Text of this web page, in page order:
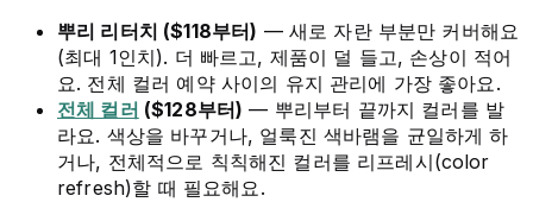
뿌리 리터치 ($118부터) — 새로 자란 부분만 커버해요
(최대 1인치). 더 빠르고, 제품이 덜 들고, 손상이 적어
요. 전체 컬러 예약 사이의 유지 관리에 가장 좋아요.
전체 컬러 ($128부터) — 뿌리부터 끝까지 컬러를 발
라요. 색상을 바꾸거나, 얼룩진 색바램을 균일하게 하
거나, 전체적으로 칙칙해진 컬러를 리프레시(color
refresh)할 때 필요해요.